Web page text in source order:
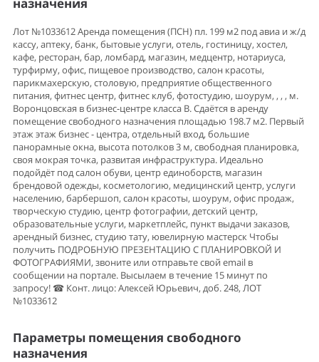
Лот №1033612 Аренда помещения (ПСН) пл. 199 м2 под авиа и ж/д
кассу, аптеку, банк, бытовые услуги, отель, гостиницу, хостел,
кафе, ресторан, бар, ломбард, магазин, медцентр, нотариуса,
турфирму, офис, пищевое производство, салон красоты,
парикмахерскую, столовую, предприятие общественного
питания, фитнес центр, фитнес клуб, фотостудию, шоурум, , , , м.
Воронцовская в бизнес-центре класса В. Сдаётся в аренду
помещение свободного назначения площадью 198.7 м2. Первый
этаж этаж бизнес - центра, отдельный вход, большие
панорамные окна, высота потолков 3 м, свободная планировка,
своя мокрая точка, развитая инфраструктура. Идеально
подойдёт под салон обуви, центр единоборств, магазин
брендовой одежды, косметологию, медицинский центр, услуги
населению, барбершоп, салон красоты, шоурум, офис продаж,
творческую студию, центр фотографии, детский центр,
образовательные услуги, маркетплейс, пункт выдачи заказов,
арендный бизнес, студию тату, ювелирную мастерск Чтобы
получить ПОДРОБНУЮ ПРЕЗЕНТАЦИЮ С ПЛАНИРОВКОЙ И
ФОТОГРАФИЯМИ, звоните или отправьте свой email в
сообщении на портале. Высылаем в течение 15 минут по
запросу! ☎ Конт. лицо: Алексей Юрьевич, доб. 248, ЛОТ
№1033612
Параметры помещения свободного
назначения